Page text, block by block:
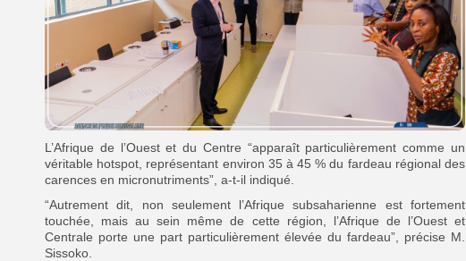
L’Afrique de l’Ouest et du Centre “apparaît particulièrement comme un
véritable hotspot, représentant environ 35 à 45 % du fardeau régional des
carences en micronutriments”, a-t-il indiqué.
“Autrement dit, non seulement l’Afrique subsaharienne est fortement
touchée, mais au sein même de cette région, l’Afrique de l’Ouest et
Centrale porte une part particulièrement élevée du fardeau”, précise M.
Sissoko.